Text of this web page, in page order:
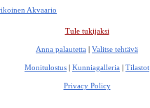
Akvaario
Tule tukijaksi
Anna palautetta | Valitse tehtävä
Monitulostus | Kunniagalleria | Tilastot
Privacy Policy